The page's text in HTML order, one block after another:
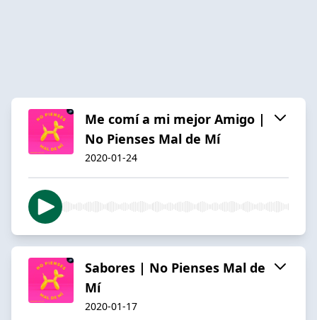
Me comí a mi mejor Amigo |
No Pienses Mal de Mí
2020-01-24
Sabores | No Pienses Mal de
Mí
2020-01-17